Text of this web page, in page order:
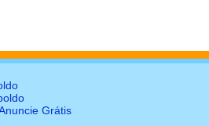
Grátis